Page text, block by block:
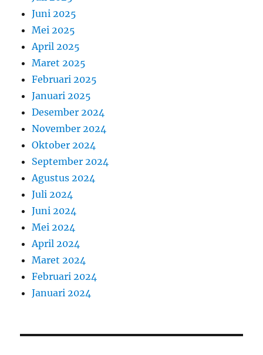
Juni 2025
Mei 2025
April 2025
Maret 2025
Februari 2025
Januari 2025
Desember 2024
November 2024
Oktober 2024
September 2024
Agustus 2024
Juli 2024
Juni 2024
Mei 2024
April 2024
Maret 2024
Februari 2024
Januari 2024